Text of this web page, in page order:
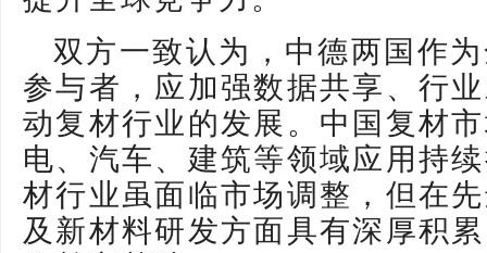
双方一致认为，中德两国作
参与者，应加强数据共享、行
动复材行业的发展。中国复材
电、汽车、建筑等领域应用持
材行业虽面临市场调整，但在
及新材料研发方面具有深厚积